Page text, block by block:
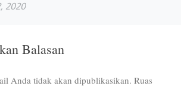
2020
Balasan
Anda tidak akan dipublikasikan. Ruas